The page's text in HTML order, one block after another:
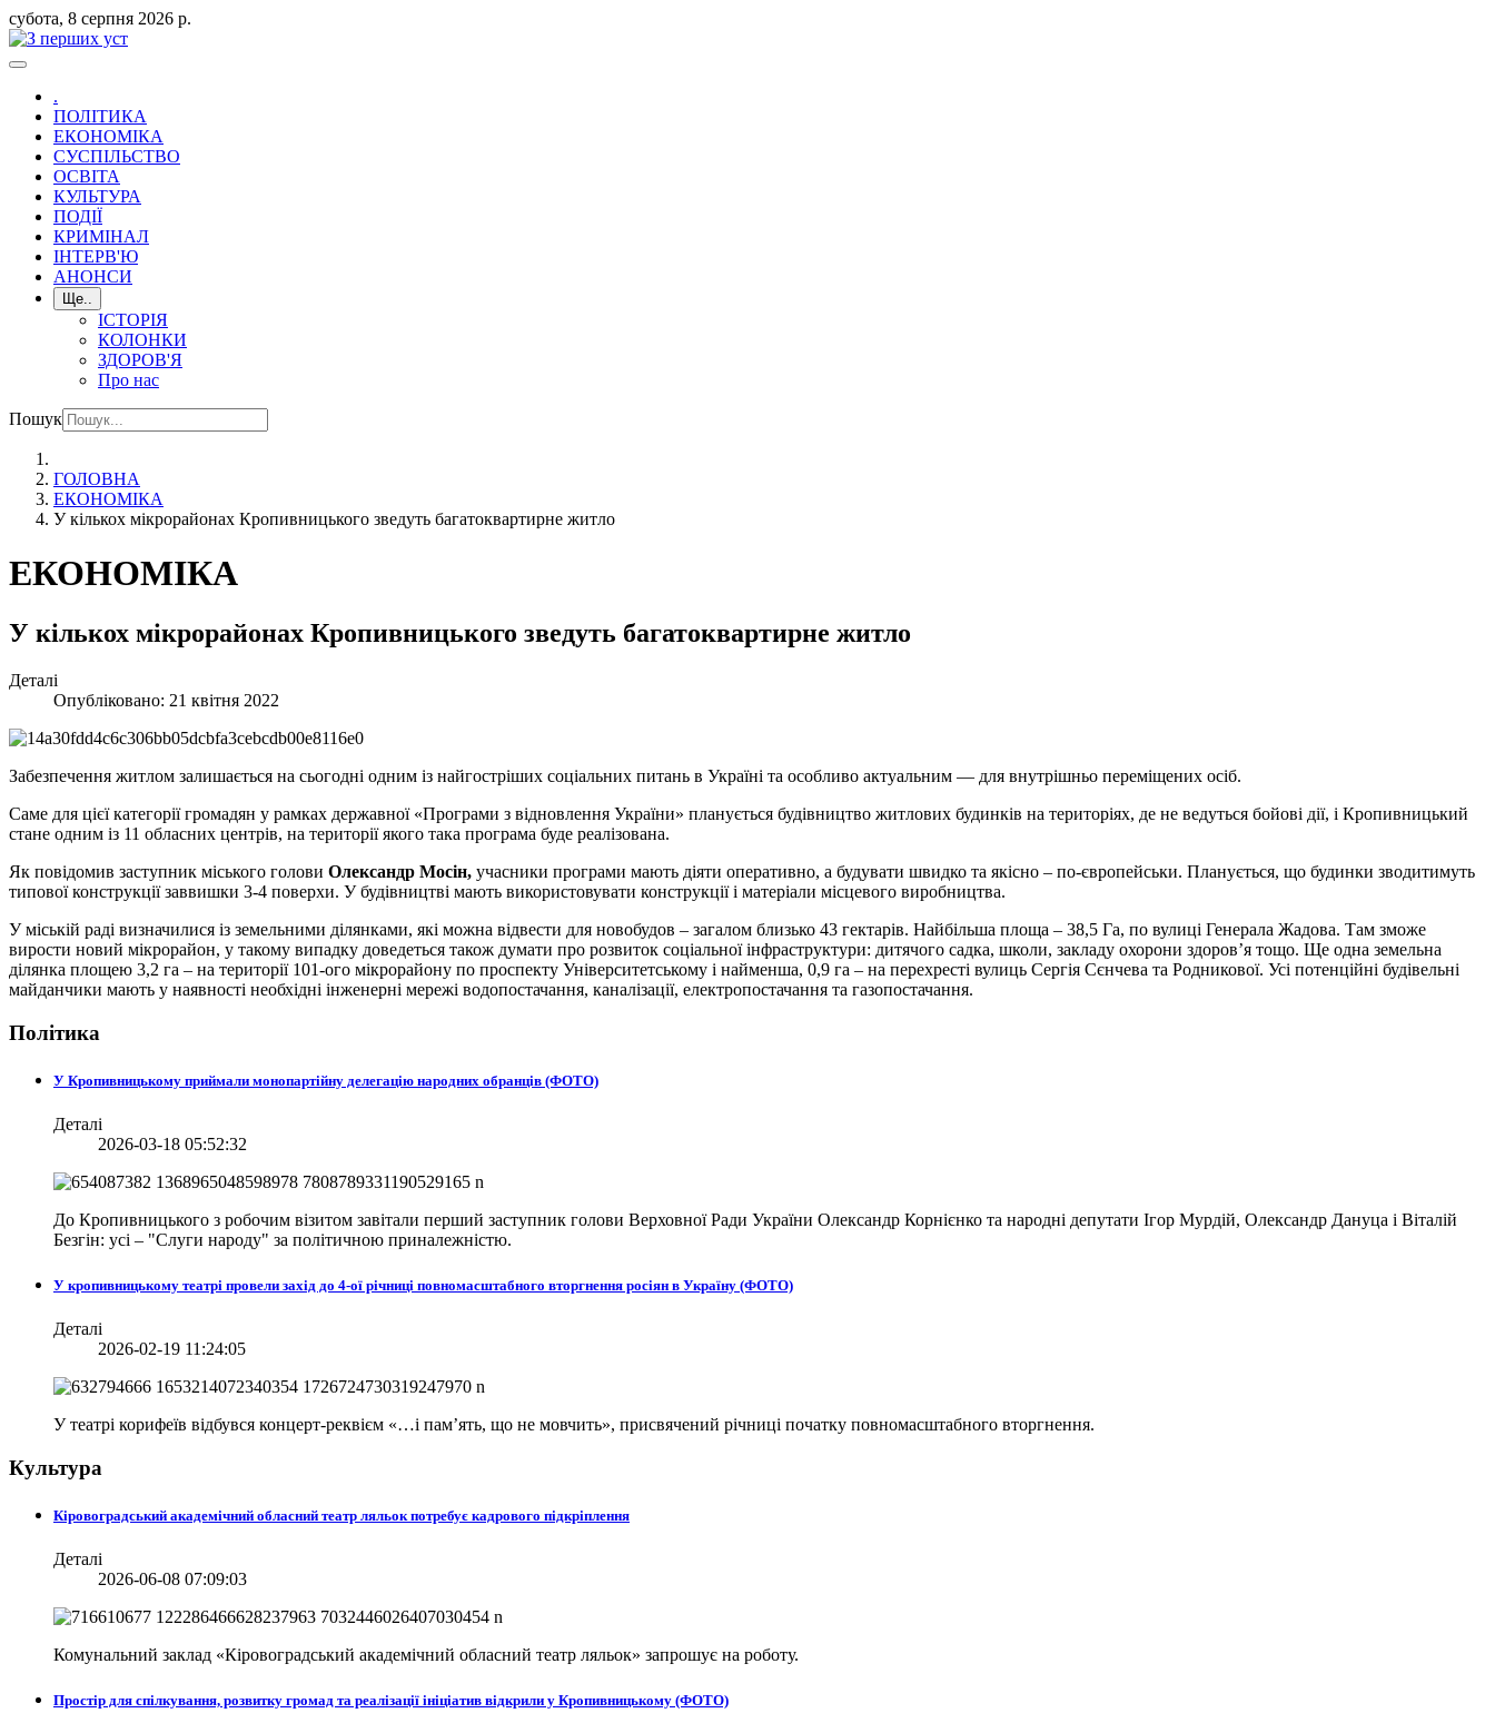
субота, 8 серпня 2026 р.
.
ПОЛІТИКА
ЕКОНОМІКА
СУСПІЛЬСТВО
ОСВІТА
КУЛЬТУРА
ПОДІЇ
КРИМІНАЛ
ІНТЕРВ'Ю
АНОНСИ
Ще..
ІСТОРІЯ
КОЛОНКИ
ЗДОРОВ'Я
Про нас
Пошук
ГОЛОВНА
ЕКОНОМІКА
У кількох мікрорайонах Кропивницького зведуть багатоквартирне житло
ЕКОНОМІКА
У кількох мікрорайонах Кропивницького зведуть багатоквартирне житло
Деталі
Опубліковано: 21 квітня 2022
Забезпечення житлом залишається на сьогодні одним із найгостріших соціальних питань в Україні та особливо актуальним — для внутрішньо переміщених осіб.
Саме для цієї категорії громадян у рамках державної «Програми з відновлення України» планується будівництво житлових будинків на територіях, де не ведуться бойові дії, і Кропивницький
стане одним із 11 обласних центрів, на території якого така програма буде реалізована.
Як повідомив заступник міського голови Олександр Мосін, учасники програми мають діяти оперативно, а будувати швидко та якісно – по-європейськи. Планується, що будинки зводитимуть
типової конструкції заввишки 3-4 поверхи. У будівництві мають використовувати конструкції і матеріали місцевого виробництва.
У міській раді визначилися із земельними ділянками, які можна відвести для новобудов – загалом близько 43 гектарів. Найбільша площа – 38,5 Га, по вулиці Генерала Жадова. Там зможе
вирости новий мікрорайон, у такому випадку доведеться також думати про розвиток соціальної інфраструктури: дитячого садка, школи, закладу охорони здоров’я тощо. Ще одна земельна
ділянка площею 3,2 га – на території 101-ого мікрорайону по проспекту Університетському і найменша, 0,9 га – на перехресті вулиць Сергія Сєнчева та Родникової. Усі потенційні будівельні
майданчики мають у наявності необхідні інженерні мережі водопостачання, каналізації, електропостачання та газопостачання.
Політика
У Кропивницькому приймали монопартійну делегацію народних обранців (ФОТО)
Деталі
2026-03-18 05:52:32
До Кропивницького з робочим візитом завітали перший заступник голови Верховної Ради України Олександр Корнієнко та народні депутати Ігор Мурдій, Олександр Дануца і Віталій
Безгін: усі – "Слуги народу" за політичною приналежністю.
У кропивницькому театрі провели захід до 4-ої річниці повномасштабного вторгнення росіян в Україну (ФОТО)
Деталі
2026-02-19 11:24:05
У театрі корифеїв відбувся концерт-реквієм «…і пам’ять, що не мовчить», присвячений річниці початку повномасштабного вторгнення.
Культура
Кіровоградський академічний обласний театр ляльок потребує кадрового підкріплення
Деталі
2026-06-08 07:09:03
Комунальний заклад «Кіровоградський академічний обласний театр ляльок» запрошує на роботу.
Простір для спілкування, розвитку громад та реалізації ініціатив відкрили у Кропивницькому (ФОТО)